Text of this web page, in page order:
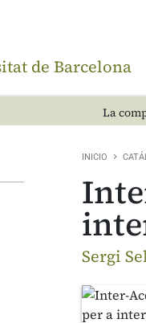
La
INICIO
Sergi